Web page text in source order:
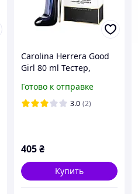
Carolina Herrera Good
Girl 80 ml Тестер,
Готово к отправке
3.0 (2)
405 ₴
Купить